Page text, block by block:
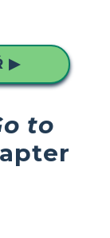
▶
to